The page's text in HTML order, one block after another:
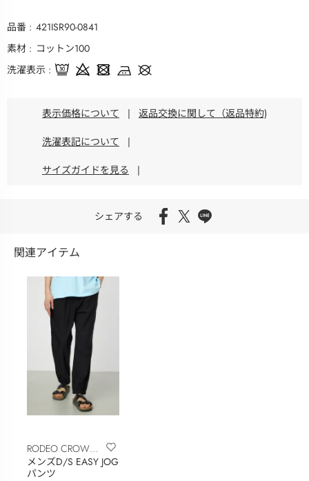
品番
421ISR90-0841
素材
コットン100
洗濯表示
表示価格について | 返品交換に関して（返品特約)
洗濯表記について |
サイズガイドを見る |
シェアする
関連アイテム
RODEO CROWNS
WIDE BOWL
メンズD/S EASY JOG
パンツ